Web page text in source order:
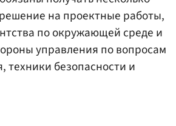
на проектные работы,
по окружающей среде и
управления по вопросам
техники безопасности и